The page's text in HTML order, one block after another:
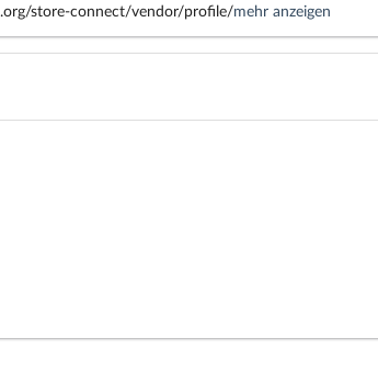
store-connect/vendor/profile/mehr anzeigen